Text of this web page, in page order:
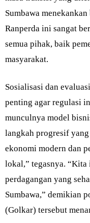
Sumbawa
Ranperda ini sangat
semua pihak, baik
masyarakat.
Sosialisasi dan
penting agar regulasi
munculnya model
langkah progresif
ekonomi modern dan
lokal,” tegasnya.
perdagangan yang
Sumbawa,” demikian
(Golkar) tersebut